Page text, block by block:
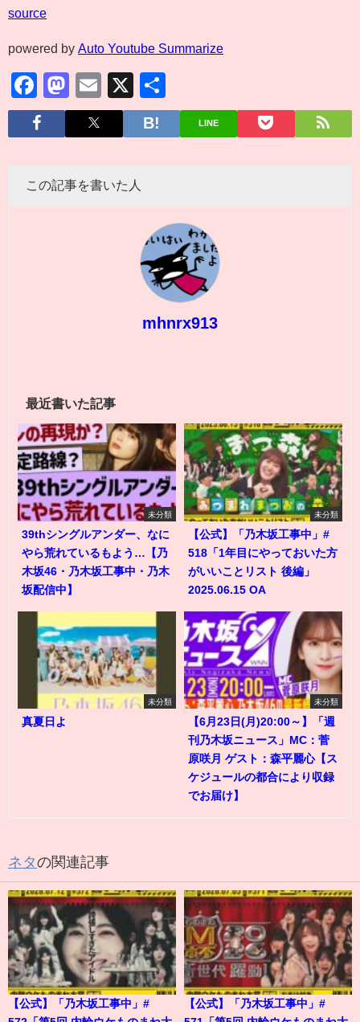
source
powered by Auto Youtube Summarize
Facebook
Mastodon
Email
X
有
LINE
この記事を書いた人
mhnrx913
最近書いた記事
未分類
39thシングルアンダー、なに
やら荒れているもよう…【乃
木坂46・乃木坂工事中・乃木
坂配信中】
未分類
【公式】「乃木坂工事中」#
518「1年目にやっておいた方
がいいことリスト 後編」
2025.06.15 OA
未分類
真夏日よ
未分類
【6月23日(月)20:00～】「週
刊乃木坂ニュース」MC：菅
原咲月 ゲスト：森平麗心【ス
ケジュールの都合により収録
でお届け】
ネタの関連記事
【公式】「乃木坂工事中」#
【公式】「乃木坂工事中」#